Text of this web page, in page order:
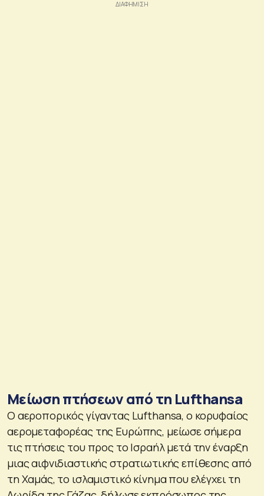
Μείωση πτήσεων από τη Lufthansa
Ο αεροπορικός γίγαντας Lufthansa, ο κορυφαίος
αερομεταφορέας της Ευρώπης, μείωσε σήμερα
τις πτήσεις του προς το Ισραήλ μετά την έναρξη
μιας αιφνιδιαστικής στρατιωτικής επίθεσης από
τη Χαμάς, το ισλαμιστικό κίνημα που ελέγχει τη